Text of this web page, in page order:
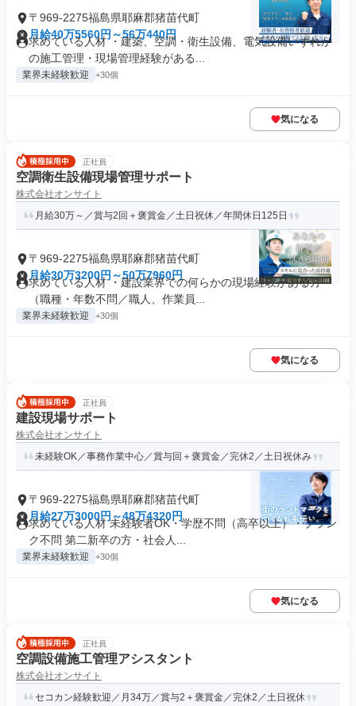
〒969-2275福島県耶麻郡猪苗代町
月給40万5560円～56万440円
求めている人材 ・建築、空調・衛生設備、電気設備いずれか
の施工管理・現場管理経験がある...
業界未経験歓迎 +30個
気になる
正社員
空調衛生設備現場管理サポート
株式会社オンサイト
月給30万～／賞与2回＋褒賞金／土日祝休／年間休日125日
〒969-2275福島県耶麻郡猪苗代町
月給30万3200円～50万7960円
求めている人材 ・建設業界での何らかの現場経験がある方
（職種・年数不問／職人、作業員...
業界未経験歓迎 +30個
気になる
正社員
建設現場サポート
株式会社オンサイト
未経験OK／事務作業中心／賞与回＋褒賞金／完休2／土日祝休み
〒969-2275福島県耶麻郡猪苗代町
月給27万3000円～48万4320円
求めている人材 未経験者OK・学歴不問（高卒以上）・ブラン
ク不問 第二新卒の方・社会人...
業界未経験歓迎 +30個
気になる
正社員
空調設備施工管理アシスタント
株式会社オンサイト
セコカン経験歓迎／月34万／賞与2＋褒賞金／完休2／土日祝休